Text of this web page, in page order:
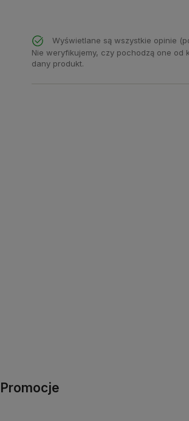
Wyświetlane są wszystkie opinie
Nie weryfikujemy, czy pochodzą one od
dany produkt.
Promocje